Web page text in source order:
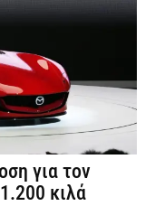
για τον
κιλά